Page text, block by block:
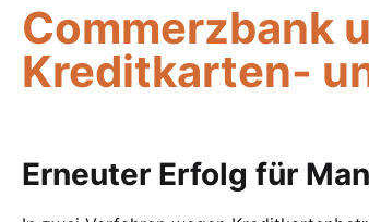
Commerzbank
Kreditkarten-
Erneuter Erfolg für